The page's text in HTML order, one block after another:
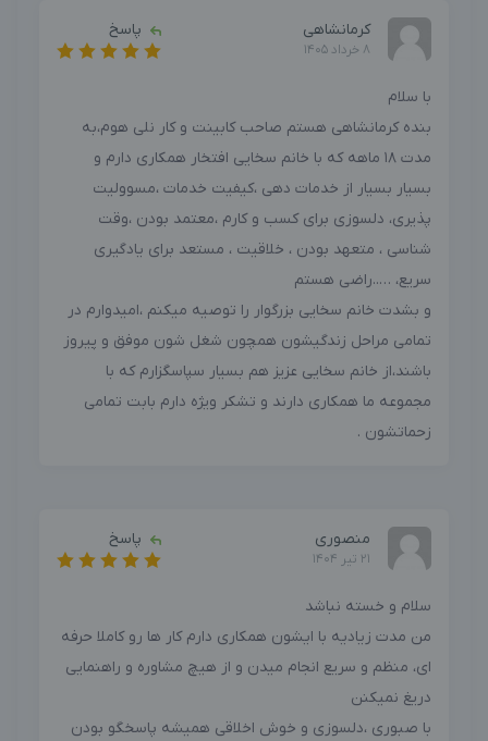
کرمانشاهی
8 خرداد 1405
پاسخ
با سلام
بنده کرمانشاهی هستم صاحب کابینت و کار نلی هوم،به
مدت 18 ماهه که با خانم سخایی افتخار همکاری دارم و
بسیار بسیار از خدمات دهی ،کیفیت خدمات ،مسوولیت
پذیری، دلسوزی برای کسب و کارم ،معتمد بودن ،وقت
شناسی ، متعهد بودن ، خلاقیت ، مستعد برای یادگیری
سریع، …..راضی هستم
و بشدت خانم سخایی بزرگوار را توصیه میکنم ،امیدوارم در
تمامی مراحل زندگیشون همچون شغل شون موفق و پیروز
باشند،از خانم سخایی عزیز هم بسیار سپاسگزارم که با
مجموعه ما همکاری دارند و تشکر ویژه دارم بابت تمامی
زحماتشون .
منصوری
21 تیر 1404
پاسخ
سلام و خسته نباشد
من مدت زیادیه با ایشون همکاری دارم کار ها رو کاملا حرفه
ای، منظم و سریع انجام میدن و از هیچ مشاوره و راهنمایی
دریغ نمیکنن
با صبوری ،دلسوزی و خوش اخلاقی همیشه پاسخگو بودن